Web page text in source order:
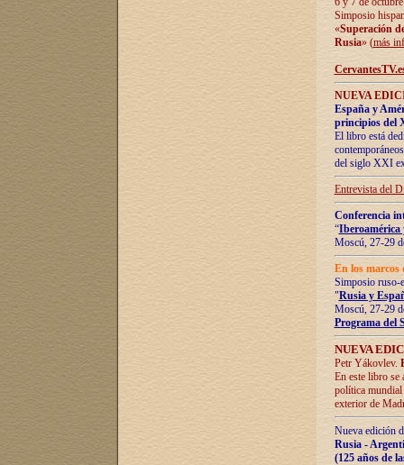
Simposio
«Superación
Rusia» (más
NUEVA
España y
principios del
El libro está
del siglo XXI
Entrevista del
Conferencia
“Iberoamérica
Moscú, 27-29
En los marcos
Simposio ruso-
"Rusia y
Moscú, 27-29
Programa del
NUEVA
Petr Yákovlev.
En este libro se
política mundial
exterior de
Nueva edición
Rusia -
(125 años de